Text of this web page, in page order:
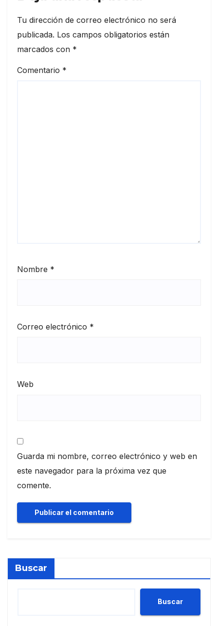
Tu dirección de correo electrónico no será
publicada. Los campos obligatorios están
marcados con *
Comentario *
Nombre *
Correo electrónico *
Web
Guarda mi nombre, correo electrónico y web en
este navegador para la próxima vez que
comente.
Buscar
Buscar